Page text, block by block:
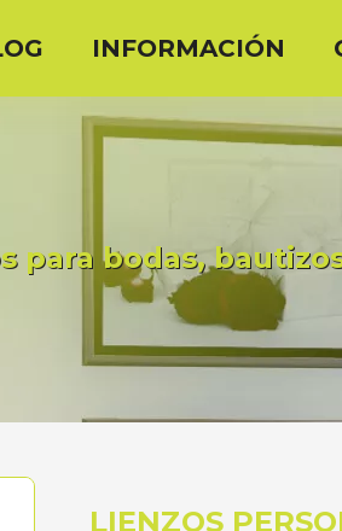
INFORMACIÓN
para bodas,
LIENZOS